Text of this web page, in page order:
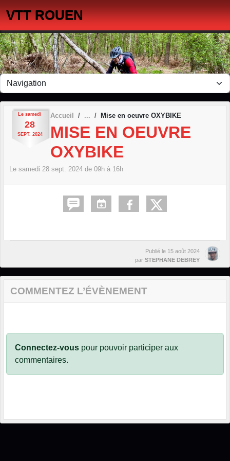
VTT ROUEN
Le samedi
28
SEPT. 2024
Accueil Mise en oeuvre OXYBIKE
MISE EN OEUVRE
OXYBIKE
Le samedi 28 sept. 2024 de 09h à 16h
Publié le 15 août 2024
par STEPHANE DEBREY
COMMENTEZ L’ÉVÈNEMENT
Connectez-vous pour pouvoir participer aux
commentaires.